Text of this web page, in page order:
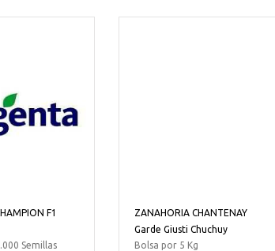
F1
Semillas
ZANAHORIA CHANTENAY
Garde Giusti Chuchuy
Bolsa por 5 Kg